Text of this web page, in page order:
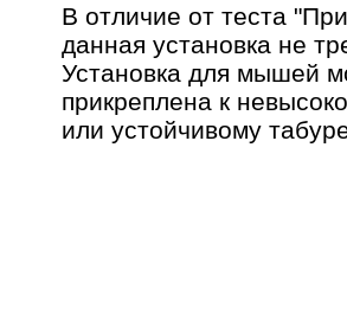
В отличие от теста
данная установка не
Установка для мышей
прикреплена к
или устойчивому